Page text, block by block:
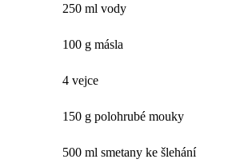
250 ml vody
100 g másla
4 vejce
150 g polohrubé mouky
500 ml smetany ke šlehání